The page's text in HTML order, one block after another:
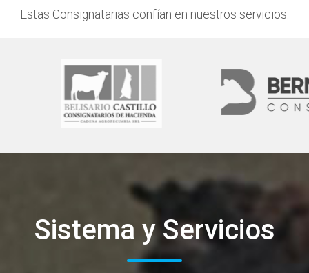
Estas Consignatarias confían en nuestros servicios.
Sistema y Servicios